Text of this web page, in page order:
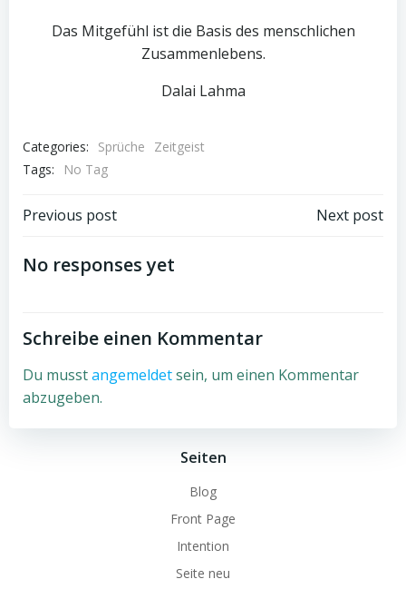
Das Mitgefühl ist die Basis des menschlichen
Zusammenlebens.
Dalai Lahma
Categories: Sprüche
Zeitgeist
Tags:
No Tag
Beitragsnavigation
Previous post Next post
No responses yet
Schreibe einen Kommentar
Du musstangemeldetsein, um einen Kommentar
abzugeben.
Seiten
Blog
Front Page
Intention
Seite neu